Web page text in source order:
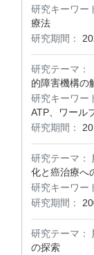
研究キーワー
療法
研究期間：
研究テーマ：
的障害機構の
研究キーワー
ATP、ワール
研究期間：
研究テーマ：
化と癌治療へ
研究キーワー
研究期間：
研究テーマ：
の探索